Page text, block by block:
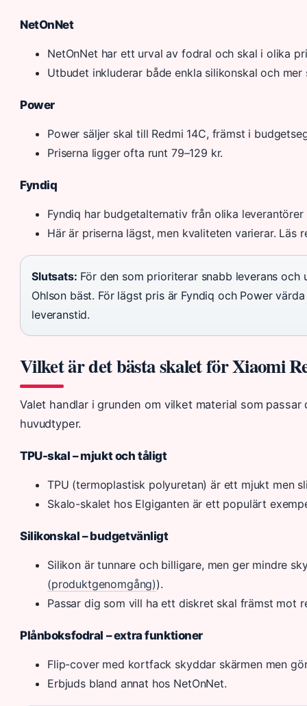
NetOnNet
NetOnNet har ett urval av fodral och skal i olika
Utbudet inkluderar både enkla silikonskal och
Power
Power säljer skal till Redmi 14C, främst i
Priserna ligger ofta runt 79–129 kr.
Fyndiq
Fyndiq har budgetalternativ från olika leverantörer
Här är priserna lägst, men kvaliteten varierar. Läs
Slutsats: För den som prioriterar snabb leverans
Ohlson bäst. För lägst pris är Fyndiq och Power
leveranstid.
Vilket är det bästa skalet för Xiaomi
Valet handlar i grunden om vilket material som
huvudtyper.
TPU-skal – mjukt och tåligt
TPU (termoplastisk polyuretan) är ett mjukt men
Skalo-skalet hos Elgiganten är ett populärt
Silikonskal – budgetvänligt
Silikon är tunnare och billigare, men ger mindre
(produktgenomgång)).
Passar dig som vill ha ett diskret skal främst mot
Plånboksfodral – extra funktioner
Flip-cover med kortfack skyddar skärmen men
Erbjuds bland annat hos NetOnNet.